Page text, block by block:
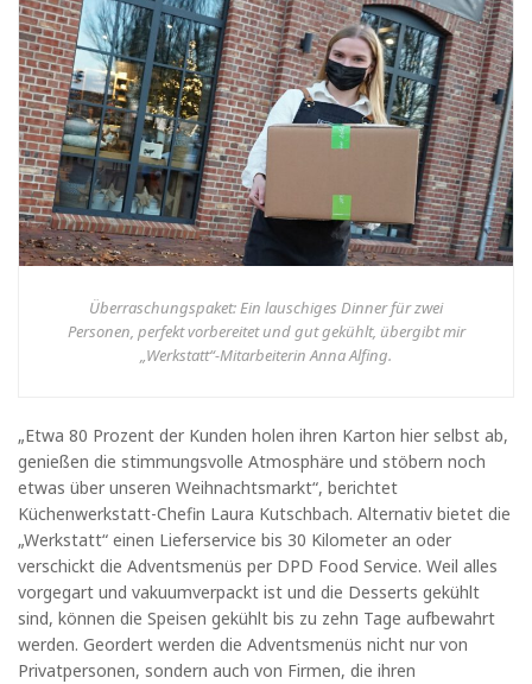
Überraschungspaket: Ein lauschiges Dinner für zwei
Personen, perfekt vorbereitet und gut gekühlt, übergibt mir
„Werkstatt“-Mitarbeiterin Anna Alfing.
„Etwa 80 Prozent der Kunden holen ihren Karton hier selbst ab,
genießen die stimmungsvolle Atmosphäre und stöbern noch
etwas über unseren Weihnachtsmarkt“, berichtet
Küchenwerkstatt-Chefin Laura Kutschbach. Alternativ bietet die
„Werkstatt“ einen Lieferservice bis 30 Kilometer an oder
verschickt die Adventsmenüs per DPD Food Service. Weil alles
vorgegart und vakuumverpackt ist und die Desserts gekühlt
sind, können die Speisen gekühlt bis zu zehn Tage aufbewahrt
werden. Geordert werden die Adventsmenüs nicht nur von
Privatpersonen, sondern auch von Firmen, die ihren